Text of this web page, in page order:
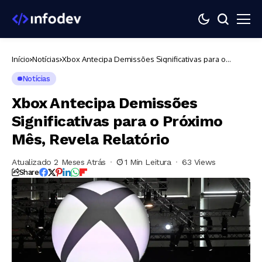
Início Notícias Xbox Antecipa Demissões Significativas para o
Notícias
Xbox Antecipa Demissões
Significativas para o Próximo
Mês, Revela Relatório
Atualizado 2 Meses Atrás 1 Min Leitura 63 Views
Share